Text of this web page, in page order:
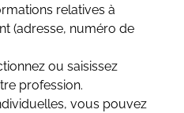
relatives à
(adresse, numéro de
ou saisissez
profession.
vous pouvez